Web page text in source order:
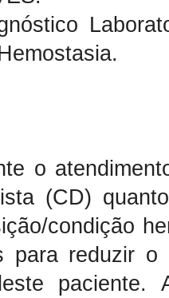
o
(CD)
condição
para reduzir
paciente.